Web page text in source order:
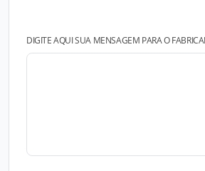
DIGITE AQUI SUA MENSAGEM PARA O